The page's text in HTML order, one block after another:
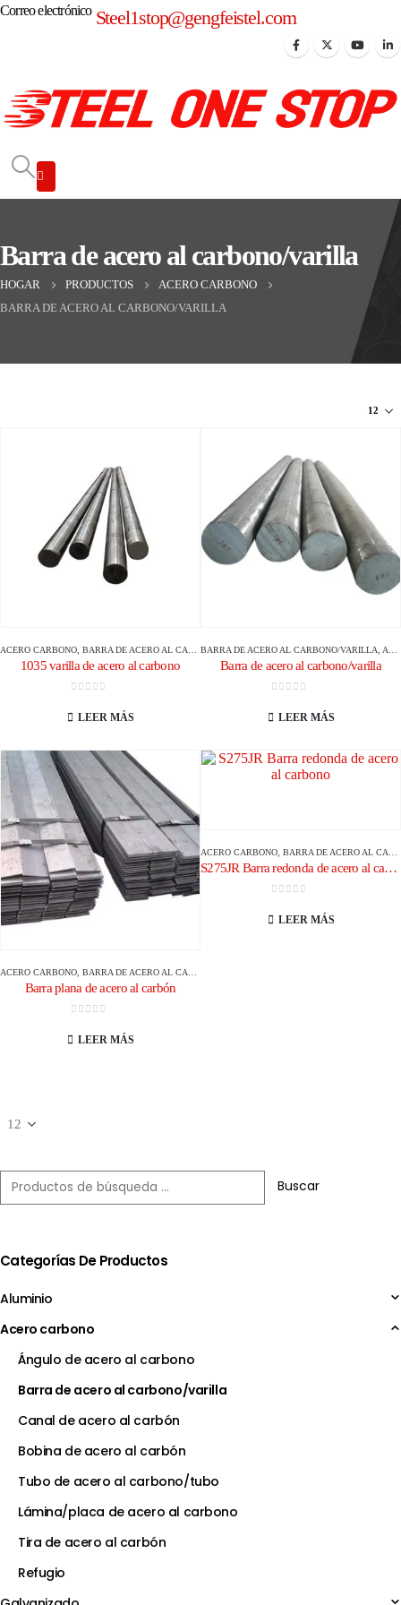
Correo electrónico Steel1stop@gengfeistel.com
Barra de acero al carbono/varilla
HOGAR PRODUCTOS
ACERO CARBONO
BARRA DE ACERO AL CARBONO/VARILLA
ACERO CARBONO BARRA DE ACERO AL CARBONO/VARILLA
1035 varilla de acero al carbono
LEER MÁS
BARRA DE ACERO AL CARBONO/VARILLA ACERO CARBONO
Barra de acero al carbono/varilla
LEER MÁS
ACERO CARBONO BARRA DE ACERO AL CARBONO/VARILLA
Barra plana de acero al carbón
LEER MÁS
ACERO CARBONO BARRA DE ACERO AL CARBONO/VARILLA
S275JR Barra redonda de acero al carbono
LEER MÁS
Buscar
Categorías De Productos
Aluminio
Acero carbono
Ángulo de acero al carbono
Barra de acero al carbono/varilla
Canal de acero al carbón
Bobina de acero al carbón
Tubo de acero al carbono/tubo
Lámina/placa de acero al carbono
Tira de acero al carbón
Refugio